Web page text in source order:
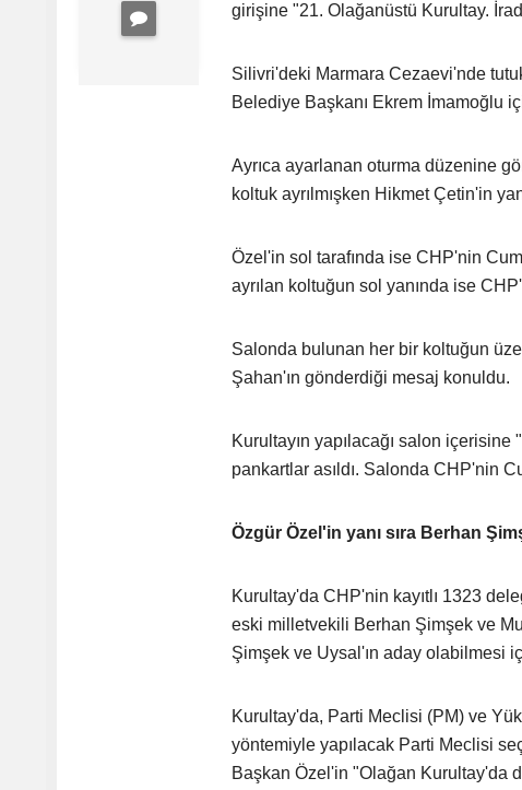
girişine "21. Olağanüstü Kurultay.
Silivri'deki Marmara Cezaevi'nde
Belediye Başkanı Ekrem İmamoğlu
Ayrıca ayarlanan oturma düzenine
koltuk ayrılmışken Hikmet Çetin'in
Özel'in sol tarafında ise CHP'nin
ayrılan koltuğun sol yanında ise
Salonda bulunan her bir koltuğun
Şahan'ın gönderdiği mesaj konuldu.
Kurultayın yapılacağı salon
pankartlar asıldı. Salonda CHP'nin
Özgür Özel'in yanı sıra Berhan
Kurultay'da CHP'nin kayıtlı 1323
eski milletvekili Berhan Şimşek ve
Şimşek ve Uysal'ın aday olabilmesi
Kurultay'da, Parti Meclisi (PM) ve
yöntemiyle yapılacak Parti Meclisi
Başkan Özel'in "Olağan Kurultay'da